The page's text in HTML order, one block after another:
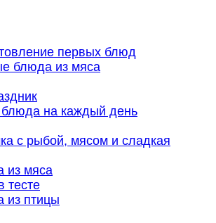
первых блюд
блюда из мяса
блюда на каждый день
с рыбой, мясом и сладкая
из мяса
тесте
из птицы